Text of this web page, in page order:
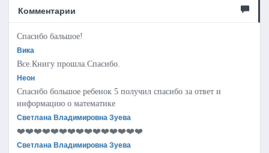
Комментарии
Спасибо бальшое!
Вика
Все.Книгу прошла.Спасибо.
Неон
Спасибо большое ребенок 5 получил спасибо за ответ и
информацию о математике
Светлана Владимировна Зуева
❤️❤️❤️❤️❤️❤️❤️❤️❤️❤️❤️❤️❤️❤️❤️
Светлана Владимировна Зуева